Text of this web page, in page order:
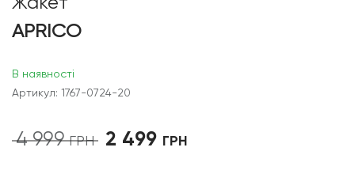
APRICO
В наявності
Артикул: 1767-0724-20
4 999ГРН
Оригінальна
2 499 ГРН